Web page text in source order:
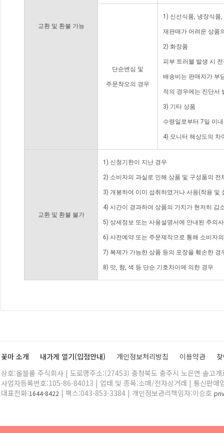
교환 및 환불 가능
단순변심 및
주문착오의 경우
1) 신선식품, 냉장식품
재판매가 어려운 상품
2) 화장품
피부 트러블 발생 시
배송비는 판매자가 부
적의 경우에는 진단서
3) 기타 상품
수령일로부터 7일 이
4) 모니터 해상도의 차
교환 및 환불 불가
1) 신청기한이 지난 경우
2) 소비자의 과실로 인해 상품 및 구성품의
3) 개봉하여 이미 섭취하였거나 사용(착용 및
4) 시간이 경과하여 상품의 가치가 현저히 감
5) 상세정보 또는 사용설명서에 안내된 주의
6) 사전예약 또는 주문제작으로 통해 소비자
7) 복제가 가능한 상품 등의 포장을 훼손한 경
8) 맛, 향, 색 등 단순 기호차이에 의한 경우
꽃마 소개 내가게 열기(입점안내) 개인정보처리방침 이용약관
상호:올블룸 주식회사 | 도로명주소:(27453) 충청북도 충주시 노은면 솔고
사업자등록번호:105-86-84013 | 업태 및 종목:소매/전자상거래 | 통신판매
대표전화:1644-8422 | 팩스:043-853-3384 | 개인정보관리책임자:이승호